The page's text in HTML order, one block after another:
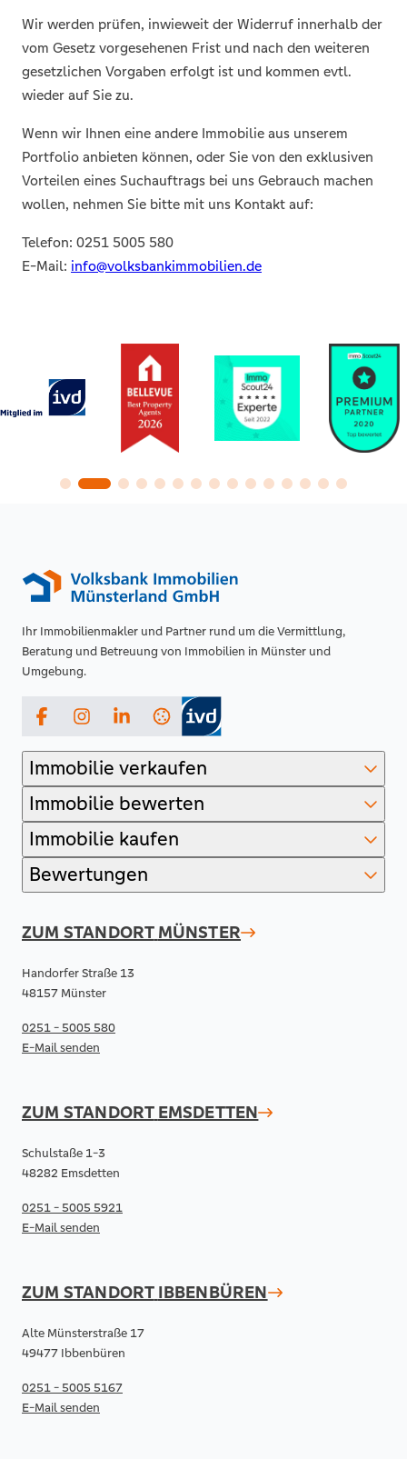
Vertrags unterrichten, bereits erbrachten
Dienstleistungen im Vergleich zum Gesamtumfang der
im Vertrag vorgesehenen Dienstleistungen
entspricht.worden ist.
Wir werden prüfen, inwieweit der Widerruf innerhalb der
vom Gesetz vorgesehenen Frist und nach den weiteren
gesetzlichen Vorgaben erfolgt ist und kommen evtl.
wieder auf Sie zu.
Wenn wir Ihnen eine andere Immobilie aus unserem
Portfolio anbieten können, oder Sie von den exklusiven
Vorteilen eines Suchauftrags bei uns Gebrauch machen
wollen, nehmen Sie bitte mit uns Kontakt auf:
Telefon: 0251 5005 580
E-Mail: info@volksbankimmobilien.de
Ihr Immobilienmakler und Partner rund um die Vermittlung,
Beratung und Betreuung von Immobilien in Münster und
Umgebung.
FacebookInstagramLinkedIn
Immobilie verkaufen
Immobilie bewerten
Immobilie kaufen
Bewertungen
ZUM STANDORT MÜNSTER
Handorfer Straße 13
48157 Münster
0251 - 5005 580
E-Mail senden
ZUM STANDORT EMSDETTEN
Schulstaße 1-3
48282 Emsdetten
0251 - 5005 5921
E-Mail senden
ZUM STANDORT IBBENBÜREN
Alte Münsterstraße 17
49477 Ibbenbüren
0251 - 5005 5167
E-Mail senden